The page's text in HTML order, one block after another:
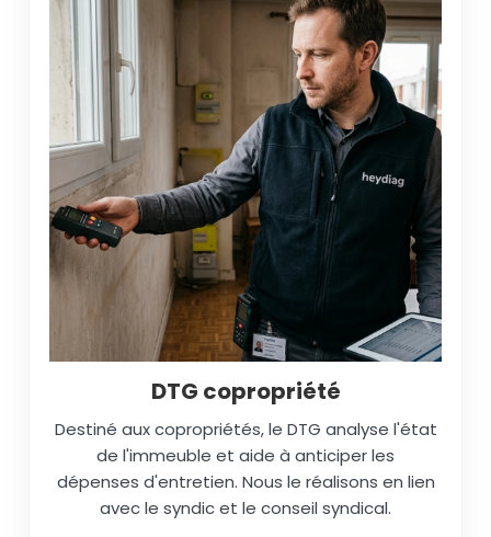
DTG copropriété
Destiné aux copropriétés, le DTG analyse l'état
de l'immeuble et aide à anticiper les
dépenses d'entretien. Nous le réalisons en lien
avec le syndic et le conseil syndical.